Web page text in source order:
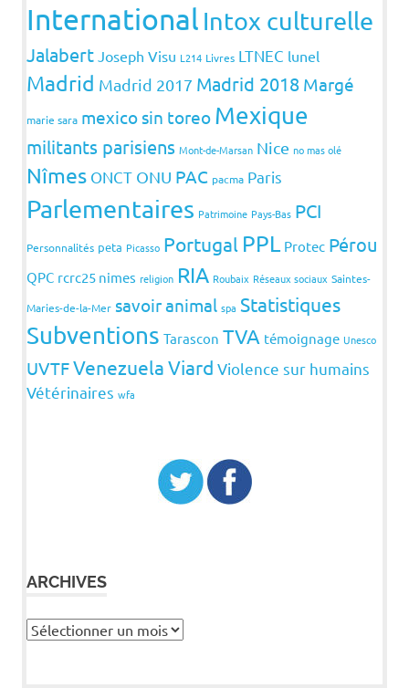
International Intox culturelle
Jalabert Joseph Visu L214 Livres LTNEC lunel
Madrid Madrid 2017 Madrid 2018 Margé
marie sara mexico sin toreo Mexique
militants parisiens Mont-de-Marsan Nice no mas olé
Nîmes ONCT ONU PAC pacma Paris
Parlementaires Patrimoine Pays-Bas PCI
Personnalités peta Picasso Portugal PPL Protec Pérou
QPC rcrc25 nimes religion RIA Roubaix Réseaux sociaux Saintes-
Maries-de-la-Mer savoir animal spa Statistiques
Subventions Tarascon TVA témoignage Unesco
UVTFVenezuelaViard Violence sur humains
Vétérinaires wfa
ARCHIVES
Archives